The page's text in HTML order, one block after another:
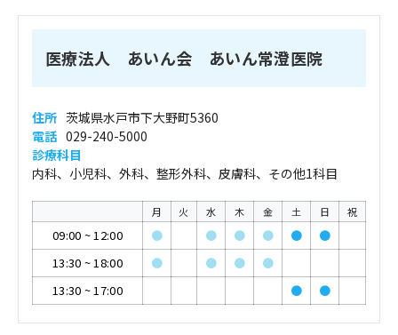
医療法人 あいん会 あいん常澄医院
住所 茨城県水戸市下大野町5360
電話 029-240-5000
診療科目
内科、小児科、外科、整形外科、皮膚科、その他1科目
月 火 水 木 金 土 日 祝
09:00 ~12:00 ● ● ● ● ●
●
13:30 ~18:00 ● ● ●
●
13:30 ~17:00 ● ●